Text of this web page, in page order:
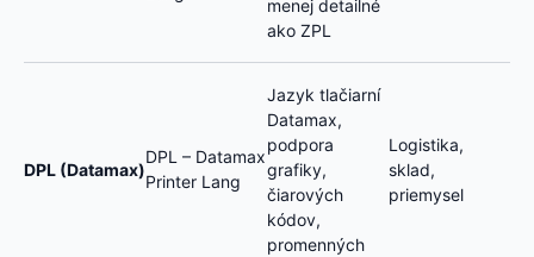
menej detailné
ako ZPL
DPL (Datamax)
DPL – Datamax
Printer Lang
Jazyk tlačiarní
Datamax,
podpora
grafiky,
čiarových
kódov,
promenných
Logistika,
sklad,
priemysel